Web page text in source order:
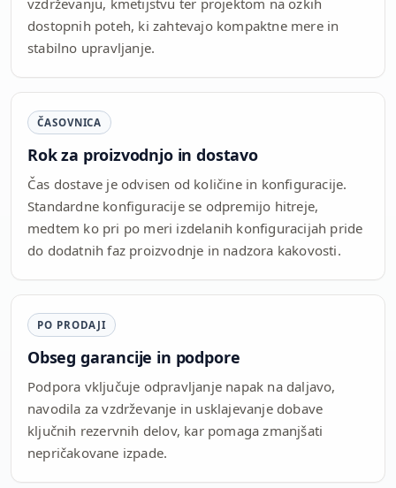
vzdrževanju, kmetijstvu ter projektom na ozkih
dostopnih poteh, ki zahtevajo kompaktne mere in
stabilno upravljanje.
ČASOVNICA
Rok za proizvodnjo in dostavo
Čas dostave je odvisen od količine in konfiguracije.
Standardne konfiguracije se odpremijo hitreje,
medtem ko pri po meri izdelanih konfiguracijah pride
do dodatnih faz proizvodnje in nadzora kakovosti.
PO PRODAJI
Obseg garancije in podpore
Podpora vključuje odpravljanje napak na daljavo,
navodila za vzdrževanje in usklajevanje dobave
ključnih rezervnih delov, kar pomaga zmanjšati
nepričakovane izpade.